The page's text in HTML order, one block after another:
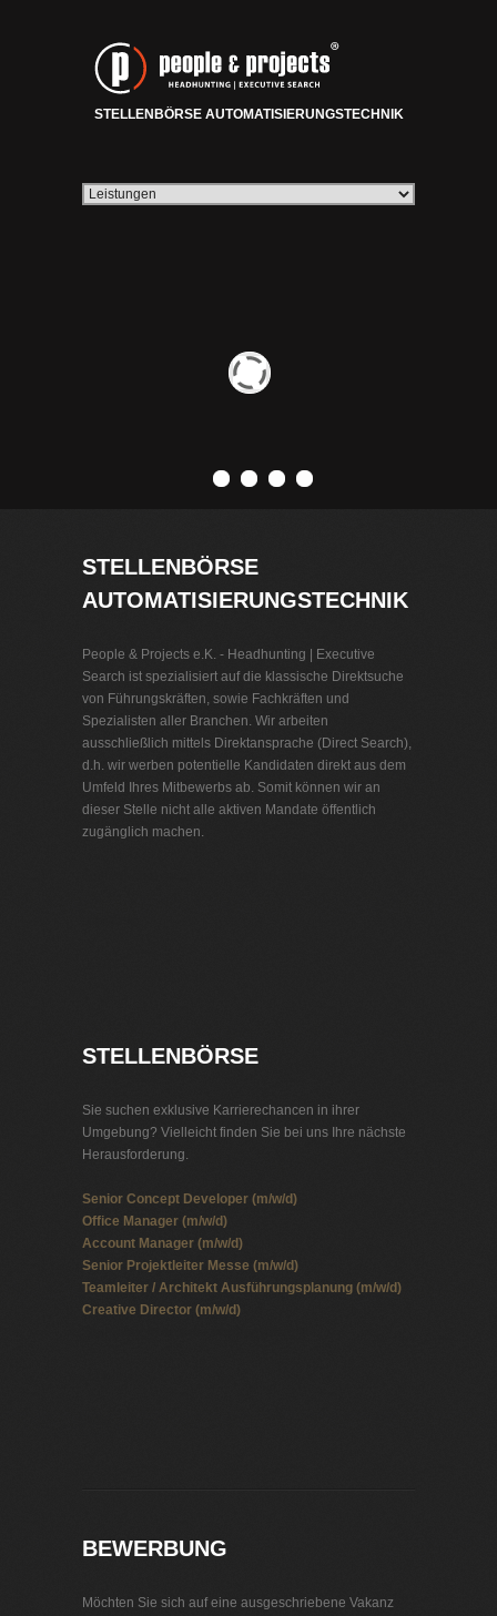
STELLENBÖRSE AUTOMATISIERUNGSTECHNIK
STELLENBÖRSE
AUTOMATISIERUNGSTECHNIK
People & Projects e.K. - Headhunting | Executive
Search ist spezialisiert auf die klassische Direktsuche
von Führungskräften, sowie Fachkräften und
Spezialisten aller Branchen. Wir arbeiten
ausschließlich mittels Direktansprache (Direct Search),
d.h. wir werben potentielle Kandidaten direkt aus dem
Umfeld Ihres Mitbewerbs ab. Somit können wir an
dieser Stelle nicht alle aktiven Mandate öffentlich
zugänglich machen.
STELLENBÖRSE
Sie suchen exklusive Karrierechancen in ihrer
Umgebung? Vielleicht finden Sie bei uns Ihre nächste
Herausforderung.
Senior Concept Developer (m/w/d)
Office Manager (m/w/d)
Account Manager (m/w/d)
Senior Projektleiter Messe (m/w/d)
Teamleiter / Architekt Ausführungsplanung (m/w/d)
Creative Director (m/w/d)
BEWERBUNG
Möchten Sie sich auf eine ausgeschriebene Vakanz